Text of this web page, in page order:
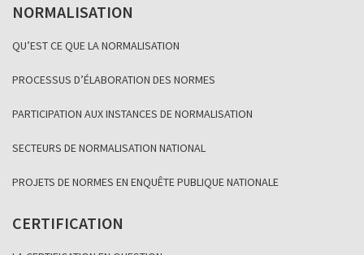
NORMALISATION
QU’EST CE QUE LA NORMALISATION
PROCESSUS D’ÉLABORATION DES NORMES
PARTICIPATION AUX INSTANCES DE NORMALISATION
SECTEURS DE NORMALISATION NATIONAL
PROJETS DE NORMES EN ENQUÊTE PUBLIQUE NATIONALE
CERTIFICATION